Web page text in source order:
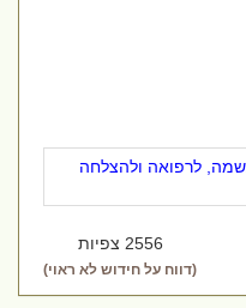
לרפואה ולהצלחה
2556 צפיות
(דווח על חידוש לא ראוי)